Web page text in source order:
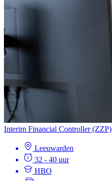
Interim Financial Controller (ZZP)
Leeuwarden
32 - 40 uur
HBO